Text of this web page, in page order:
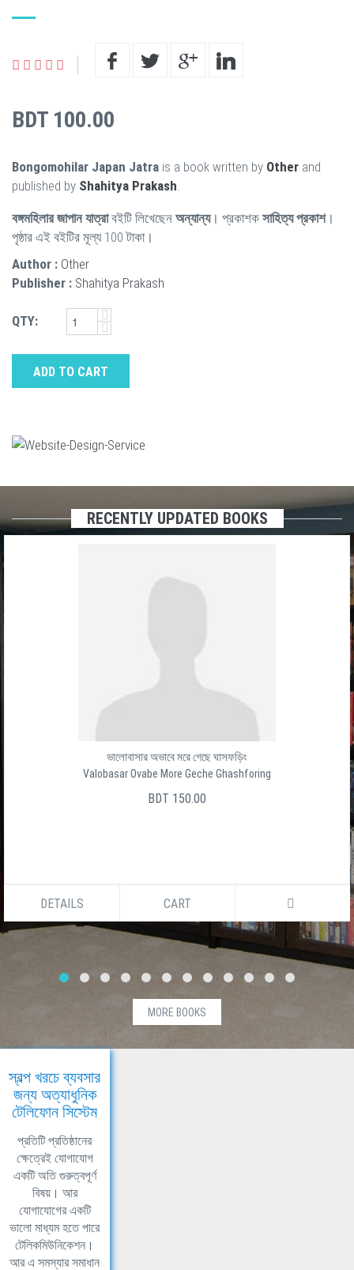
BDT 100.00
Bongomohilar Japan Jatra is a book written by Other and
published by Shahitya Prakash
বঙ্গমহিলার জাপান যাত্রাবইটি লিখেছেন অন্যান্য। প্রকাশক সাহিত্য প্রকাশ।
পৃষ্ঠার এই বইটির মূল্য 100 টাকা।
Author : Other
Publisher : Shahitya Prakash
QTY:
ADD TO CART
RECENTLY UPDATED BOOKS
ভালোবাসার অভাবে মরে গেছে ঘাসফড়িং
Valobasar Ovabe More Geche Ghashforing
BDT 150.00
DETAILS CART
MORE BOOKS
স্বল্প খরচে ব্যবসার
জন্য অত্যাধুনিক
টেলিফোন সিস্টেম
প্রতিটি প্রতিষ্ঠানের
ক্ষেত্রেই যোগাযোগ
একটি অতি গুরুত্বপূর্ণ
বিষয়। আর
যোগাযোগের একটি
ভালো মাধ্যম হতে পারে
টেলিকমিউনিকেশন।
আর এ সমস্যার সমাধান